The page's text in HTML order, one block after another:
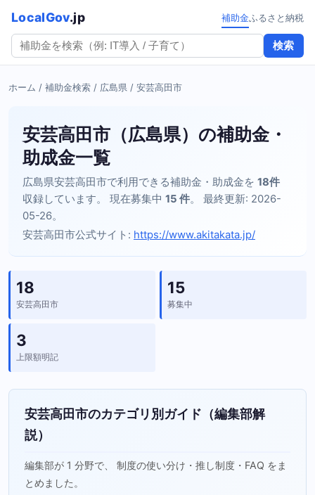
LocalGov.jp
検索
補助金ふるさと納税
ホーム / 補助金検索 / 広島県 / 安芸高田市
安芸高田市（広島県）の補助金・
助成金一覧
広島県安芸高田市で利用できる補助金・助成金を 18件
収録しています。 現在募集中 15 件。 最終更新: 2026-
05-26。
安芸高田市公式サイト: https://www.akitakata.jp/
18
安芸高田市
15
募集中
3
上限額明記
安芸高田市のカテゴリ別ガイド（編集部解
説）
編集部が 1 分野で、 制度の使い分け・推し制度・FAQ をま
とめました。